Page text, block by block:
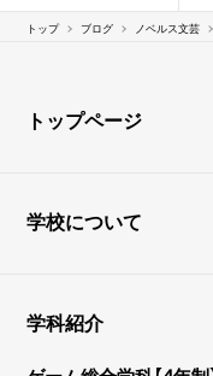
トップ ブログ ノベルス文芸
トップページ
学校について
学科紹介